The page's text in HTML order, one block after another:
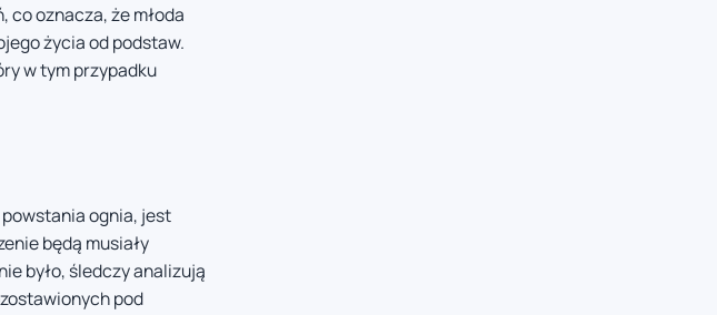
co oznacza, że młoda
życia od podstaw.
w tym przypadku
powstania ognia, jest
będą musiały
było, śledczy analizują
pod